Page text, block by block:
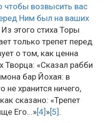
чтобы возвысить вас
Ним был на ваших
Из этого стиха Торы
только трепет перед
о том, как ценна
Творца: «Сказал рабби
бар Йохая: в
хранится ничего,
сказано: «Трепет
Его...»[4] »[5] .